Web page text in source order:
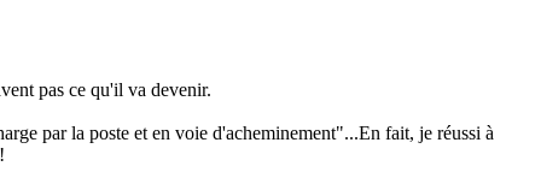
pas ce qu'il va devenir.
par la poste et en voie d'acheminement"...En fait, je réussi à